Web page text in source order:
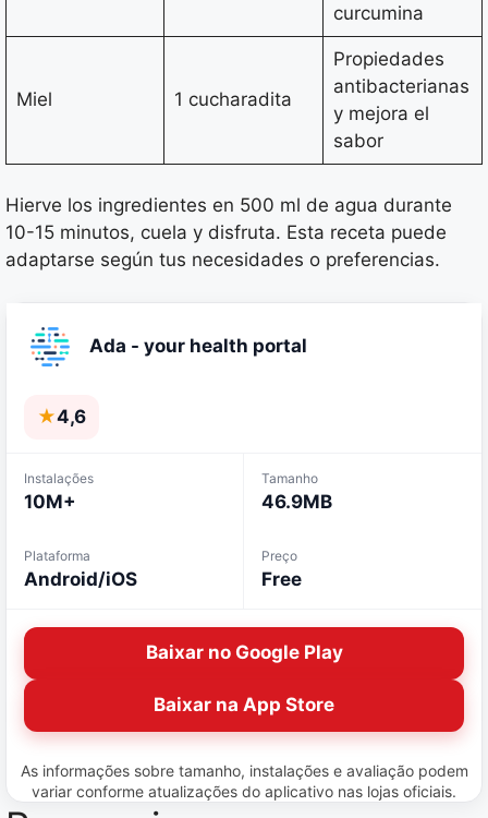
curcumina
Miel 1 cucharadita
Propiedades
antibacterianas
y mejora el
sabor
Hierve los ingredientes en 500 ml de agua durante
10-15 minutos, cuela y disfruta. Esta receta puede
adaptarse según tus necesidades o preferencias.
Ada - your health portal
★4,6
Instalações
10M+
Tamanho
46.9MB
Plataforma
Android/iOS
Preço
Free
Baixar no Google Play
Baixar na App Store
As informações sobre tamanho, instalações e avaliação podem
variar conforme atualizações do aplicativo nas lojas oficiais.